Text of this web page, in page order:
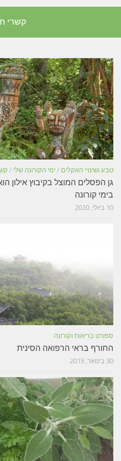
קשרי
טבע ושינויי האקלים / ימי הקורונה שלי /
גן הפסלים המוצל בקיבוץ אילון
בימי קורונה
10 ביולי, 2020
ספורט בריאות וקורונה
החורף בראי הרפואה הסינית
30 בינואר, 2015